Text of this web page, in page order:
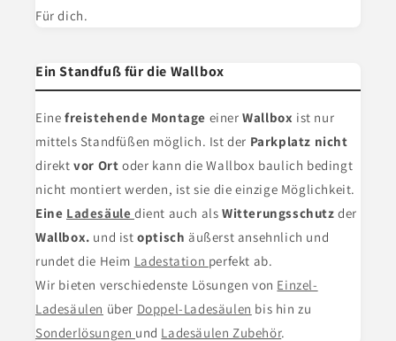
Für dich.
Ein Standfuß für die Wallbox
Eine freistehende Montage einerWallbox ist nur
mittels Standfüßen möglich. Ist der Parkplatz nicht
direktvor Ortoder kann die Wallbox baulich bedingt
nicht montiert werden, ist sie die einzige Möglichkeit.
Eine Ladesäuledient auch alsWitterungsschutzder
Wallbox. und istoptischäußerst ansehnlich und
rundet die Heim Ladestation perfekt ab.
Wir bieten verschiedenste Lösungen von Einzel-
Ladesäulen über Doppel-Ladesäulen bis hin zu
Sonderlösungen und Ladesäulen Zubehör.